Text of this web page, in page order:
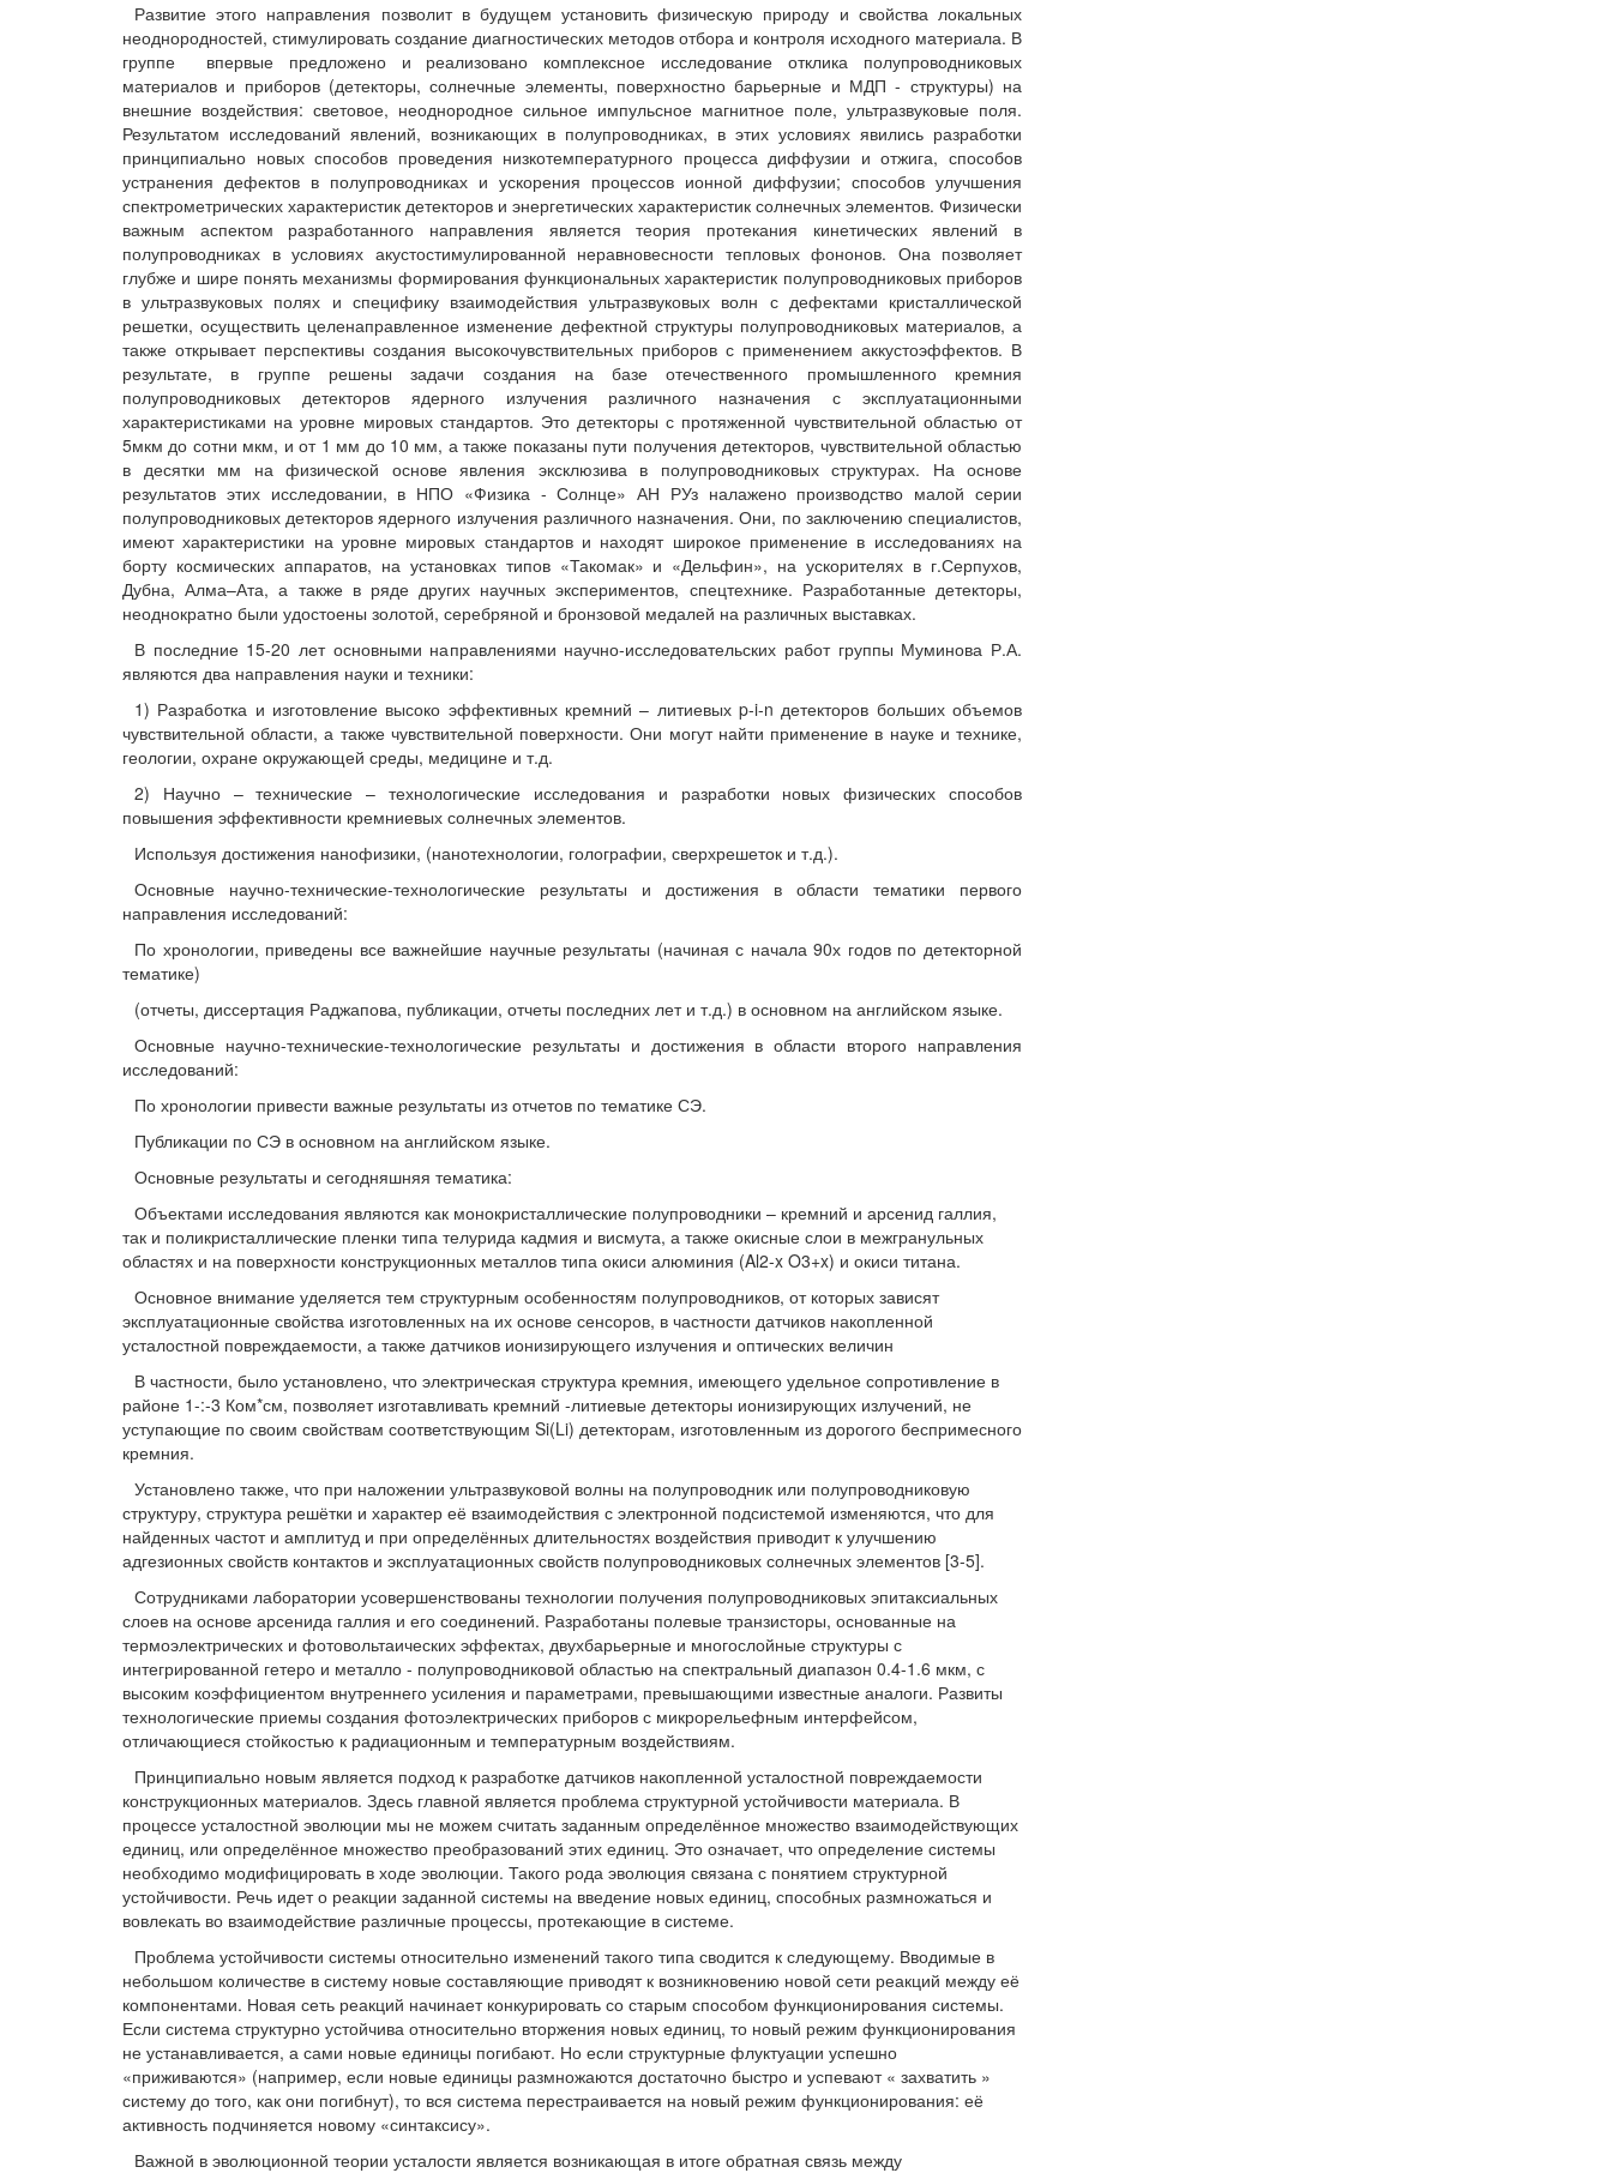
Развитие этого направления позволит в будущем установить физическую природу и свойства локальных
неоднородностей, стимулировать создание диагностических методов отбора и контроля исходного материала. В
группе впервые предложено и реализовано комплексное исследование отклика полупроводниковых
материалов и приборов (детекторы, солнечные элементы, поверхностно барьерные и МДП - структуры) на
внешние воздействия: световое, неоднородное сильное импульсное магнитное поле, ультразвуковые поля.
Результатом исследований явлений, возникающих в полупроводниках, в этих условиях явились разработки
принципиально новых способов проведения низкотемпературного процесса диффузии и отжига, способов
устранения дефектов в полупроводниках и ускорения процессов ионной диффузии; способов улучшения
спектрометрических характеристик детекторов и энергетических характеристик солнечных элементов. Физически
важным аспектом разработанного направления является теория протекания кинетических явлений в
полупроводниках в условиях акустостимулированной неравновесности тепловых фононов. Она позволяет
глубже и шире понять механизмы формирования функциональных характеристик полупроводниковых приборов
в ультразвуковых полях и специфику взаимодействия ультразвуковых волн с дефектами кристаллической
решетки, осуществить целенаправленное изменение дефектной структуры полупроводниковых материалов, а
также открывает перспективы создания высокочувствительных приборов с применением аккустоэффектов. В
результате, в группе решены задачи создания на базе отечественного промышленного кремния
полупроводниковых детекторов ядерного излучения различного назначения с эксплуатационными
характеристиками на уровне мировых стандартов. Это детекторы с протяженной чувствительной областью от
5мкм до сотни мкм, и от 1 мм до 10 мм, а также показаны пути получения детекторов, чувствительной областью
в десятки мм на физической основе явления эксклюзива в полупроводниковых структурах. На основе
результатов этих исследовании, в НПО «Физика - Солнце» АН РУз налажено производство малой серии
полупроводниковых детекторов ядерного излучения различного назначения. Они, по заключению специалистов,
имеют характеристики на уровне мировых стандартов и находят широкое применение в исследованиях на
борту космических аппаратов, на установках типов «Такомак» и «Дельфин», на ускорителях в г.Серпухов,
Дубна, Алма–Ата, а также в ряде других научных экспериментов, спецтехнике. Разработанные детекторы,
неоднократно были удостоены золотой, серебряной и бронзовой медалей на различных выставках.
В последние 15-20 лет основными направлениями научно-исследовательских работ группы Муминова Р.А.
являются два направления науки и техники:
1) Разработка и изготовление высоко эффективных кремний – литиевых p-i-n детекторов больших объемов
чувствительной области, а также чувствительной поверхности. Они могут найти применение в науке и технике,
геологии, охране окружающей среды, медицине и т.д.
2) Научно – технические – технологические исследования и разработки новых физических способов
повышения эффективности кремниевых солнечных элементов.
Используя достижения нанофизики, (нанотехнологии, голографии, сверхрешеток и т.д.).
Основные научно-технические-технологические результаты и достижения в области тематики первого
направления исследований:
По хронологии, приведены все важнейшие научные результаты (начиная с начала 90х годов по детекторной
тематике)
(отчеты, диссертация Раджапова, публикации, отчеты последних лет и т.д.) в основном на английском языке.
Основные научно-технические-технологические результаты и достижения в области второго направления
исследований:
По хронологии привести важные результаты из отчетов по тематике СЭ.
Публикации по СЭ в основном на английском языке.
Основные результаты и сегодняшняя тематика:
Объектами исследования являются как монокристаллические полупроводники – кремний и арсенид галлия,
так и поликристаллические пленки типа телурида кадмия и висмута, а также окисные слои в межгранульных
областях и на поверхности конструкционных металлов типа окиси алюминия (Al2-x O3+x) и окиси титана.
Основное внимание уделяется тем структурным особенностям полупроводников, от которых зависят
эксплуатационные свойства изготовленных на их основе сенсоров, в частности датчиков накопленной
усталостной повреждаемости, а также датчиков ионизирующего излучения и оптических величин
В частности, было установлено, что электрическая структура кремния, имеющего удельное сопротивление в
районе 1-:-3 Ком*см, позволяет изготавливать кремний -литиевые детекторы ионизирующих излучений, не
уступающие по своим свойствам соответствующим Si(Li) детекторам, изготовленным из дорогого беспримесного
кремния.
Установлено также, что при наложении ультразвуковой волны на полупроводник или полупроводниковую
структуру, структура решётки и характер её взаимодействия с электронной подсистемой изменяются, что для
найденных частот и амплитуд и при определённых длительностях воздействия приводит к улучшению
адгезионных свойств контактов и эксплуатационных свойств полупроводниковых солнечных элементов [3-5].
Сотрудниками лаборатории усовершенствованы технологии получения полупроводниковых эпитаксиальных
слоев на основе арсенида галлия и его соединений. Разработаны полевые транзисторы, основанные на
термоэлектрических и фотовольтаических эффектах, двухбарьерные и многослойные структуры с
интегрированной гетеро и металло - полупроводниковой областью на спектральный диапазон 0.4-1.6 мкм, с
высоким коэффициентом внутреннего усиления и параметрами, превышающими известные аналоги. Развиты
технологические приемы создания фотоэлектрических приборов с микрорельефным интерфейсом,
отличающиеся стойкостью к радиационным и температурным воздействиям.
Принципиально новым является подход к разработке датчиков накопленной усталостной повреждаемости
конструкционных материалов. Здесь главной является проблема структурной устойчивости материала. В
процессе усталостной эволюции мы не можем считать заданным определённое множество взаимодействующих
единиц, или определённое множество преобразований этих единиц. Это означает, что определение системы
необходимо модифицировать в ходе эволюции. Такого рода эволюция связана с понятием структурной
устойчивости. Речь идет о реакции заданной системы на введение новых единиц, способных размножаться и
вовлекать во взаимодействие различные процессы, протекающие в системе.
Проблема устойчивости системы относительно изменений такого типа сводится к следующему. Вводимые в
небольшом количестве в систему новые составляющие приводят к возникновению новой сети реакций между её
компонентами. Новая сеть реакций начинает конкурировать со старым способом функционирования системы.
Если система структурно устойчива относительно вторжения новых единиц, то новый режим функционирования
не устанавливается, а сами новые единицы погибают. Но если структурные флуктуации успешно
«приживаются» (например, если новые единицы размножаются достаточно быстро и успевают « захватить »
систему до того, как они погибнут), то вся система перестраивается на новый режим функционирования: её
активность подчиняется новому «синтаксису».
Важной в эволюционной теории усталости является возникающая в итоге обратная связь между